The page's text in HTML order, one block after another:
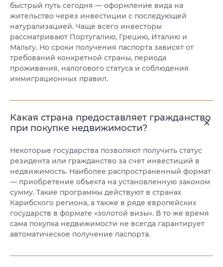
быстрый путь сегодня — оформление вида на
жительство через инвестиции с последующей
натурализацией. Чаще всего инвесторы
рассматривают Португалию, Грецию, Италию и
Мальту. Но сроки получения паспорта зависят от
требований конкретной страны, периода
проживания, налогового статуса и соблюдения
иммиграционных правил.
Какая страна предоставляет гражданство
при покупке недвижимости?
Некоторые государства позволяют получить статус
резидента или гражданство за счет инвестиций в
недвижимость. Наиболее распространенный формат
— приобретение объекта на установленную законом
сумму. Такие программы действуют в странах
Карибского региона, а также в ряде европейских
государств в формате «золотой визы». В то же время
сама покупка недвижимости не всегда гарантирует
автоматическое получение паспорта.